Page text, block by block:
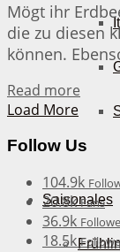
Saisonales
Mögt ihr
die zu diesen
können.
Read more
Load More
Follow Us
104.9k
20.8k Fans
36.9k
18.5k